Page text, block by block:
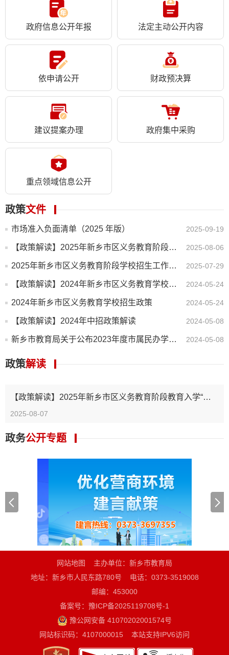
政府信息公开年报 法定主动公开内容
依申请公开 财政预决算
建议提案办理 政府集中采购
重点领域信息公开
政策文件
市场准入负面清单（2025 年版） 2025-09-19
【政策解读】2025年新乡市区义务教育阶段教育入学“一件事”报名指南 2025-08-06
2025年新乡市区义务教育阶段学校招生工作方案 2025-07-29
【政策解读】2024年新乡市区义务教育学校招生政策答疑 2024-05-24
2024年新乡市区义务教育学校招生政策 2024-05-24
【政策解读】2024年中招政策解读 2024-05-08
新乡市教育局关于公布2023年度市属民办学校办学情况检查结果的通知 2024-05-08
政策解读
【政策解读】2025年新乡市区义务教育阶段教育入学“一件事”报名指南
2025-08-07
政务公开专题
网站地图
主办单位：新乡市教育局
地址：新乡市人民东路780号
电话：0373-3519008
邮编：453000
备案号：豫ICP备2025119708号-1
豫公网安备 41070202001574号
网站标识码：4107000015
本站支持IPV6访问